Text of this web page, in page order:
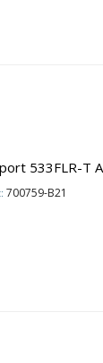
533FLR-T
700759-B21